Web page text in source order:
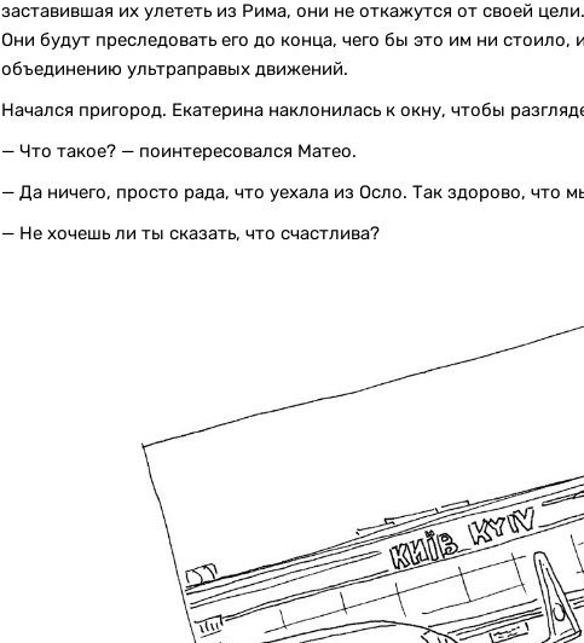
заставившая их улететь из Рима, они не откажутся от своей
Они будут преследовать его до конца, чего бы это им ни
объединению ультраправых движений.
Начался пригород. Екатерина наклонилась к окну, чтобы
— Что такое? — поинтересовался Матео.
— Да ничего, просто рада, что уехала из Осло. Так здорово, что
— Не хочешь ли ты сказать, что счастлива?